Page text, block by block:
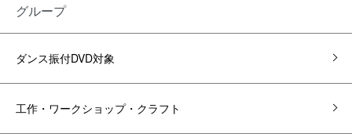
グループ
ダンス振付DVD対象
工作・ワークショップ・クラフト